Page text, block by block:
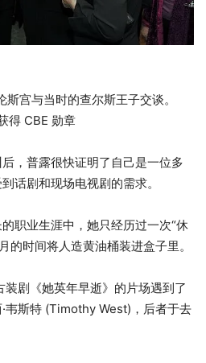
宫与当时的查尔斯王子交谈。
得 CBE 勋章
，普露很快证明了自己是一位多
话剧和现场电视剧的需求。
职业生涯中，她只经历过一次“休
的时间将人造黄油桶装进盒子里。
剧《她英年早逝》的片场遇到了
韦斯特 (Timothy West)，后者于去